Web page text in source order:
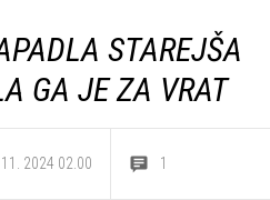
STAREJŠA
GA JE ZA VRAT
2024 02.00 1